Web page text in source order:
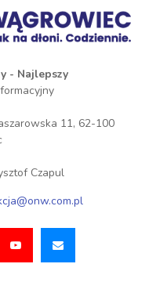
- Najlepszy
11, 62-100
Czapul